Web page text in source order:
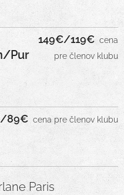
Pur
149€/119€ cena
pre členov kl ubu
89€ cena pre členov klubu
Paris